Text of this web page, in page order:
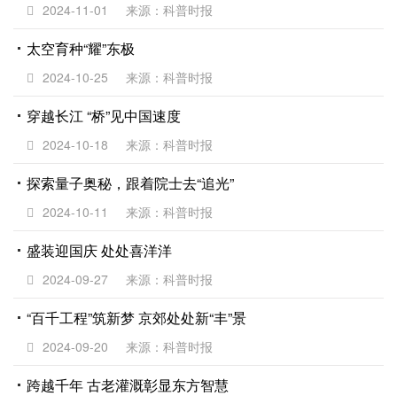
2024-11-01 来源：科普时报
太空育种“耀”东极
2024-10-25 来源：科普时报
穿越长江 “桥”见中国速度
2024-10-18 来源：科普时报
探索量子奥秘，跟着院士去“追光”
2024-10-11 来源：科普时报
盛装迎国庆 处处喜洋洋
2024-09-27 来源：科普时报
“百千工程”筑新梦 京郊处处新“丰”景
2024-09-20 来源：科普时报
跨越千年 古老灌溉彰显东方智慧